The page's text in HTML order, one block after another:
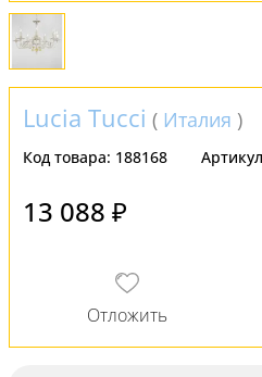
Lucia Tucci ( Италия )
Код товара: 188168
13 088 ₽